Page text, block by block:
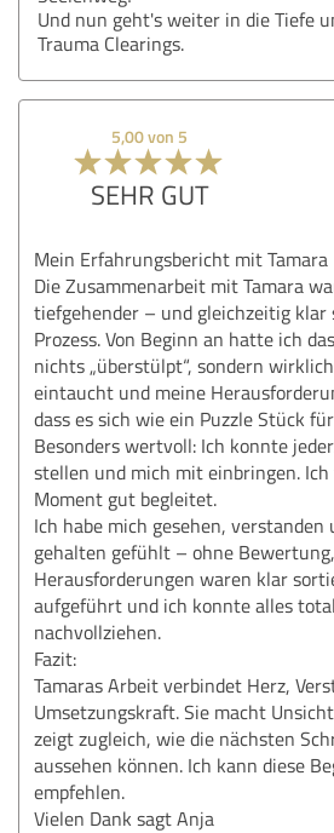
Und nun geht's weiter in die Tiefe
Trauma Clearings.
5,00 von 5
SEHR GUT
Mein Erfahrungsbericht mit Tamara
Die Zusammenarbeit mit Tamara
tiefgehender – und gleichzeitig
Prozess. Von Beginn an hatte ich
nichts „überstülpt“, sondern
eintaucht und meine
dass es sich wie ein Puzzle Stück
Besonders wertvoll: Ich konnte
stellen und mich mit einbringen.
Moment gut begleitet.
Ich habe mich gesehen,
gehalten gefühlt – ohne
Herausforderungen waren klar
aufgeführt und ich konnte alles
nachvollziehen.
Fazit:
Tamaras Arbeit verbindet Herz,
Umsetzungskraft. Sie macht
zeigt zugleich, wie die nächsten
aussehen können. Ich kann diese
empfehlen.
Vielen Dank sagt Anja